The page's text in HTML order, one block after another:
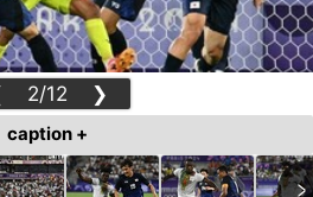
2/12 ❯
caption +